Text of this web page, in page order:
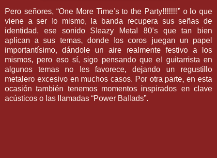
Pero señores, “One More Time’s to the Party!!!!!!!!” o lo que
viene a ser lo mismo, la banda recupera sus señas de
identidad, ese sonido Sleazy Metal 80’s que tan bien
aplican a sus temas, donde los coros juegan un papel
importantísimo, dándole un aire realmente festivo a los
mismos, pero eso sí, sigo pensando que el guitarrista en
algunos temas no les favorece, dejando un regustillo
metalero excesivo en muchos casos. Por otra parte, en esta
ocasión también tenemos momentos inspirados en clave
acústicos o las llamadas “Power Ballads”.